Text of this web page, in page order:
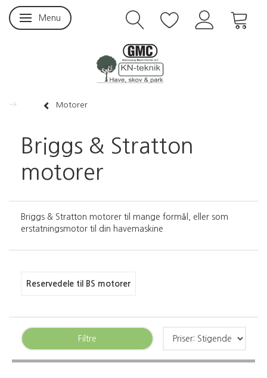
Skifte navigation
Menu
Motorer
Briggs & Stratton
motorer
Briggs & Stratton motorer til mange formål, eller som
erstatningsmotor til din havemaskine
Reservedele til BS motorer
Filtre